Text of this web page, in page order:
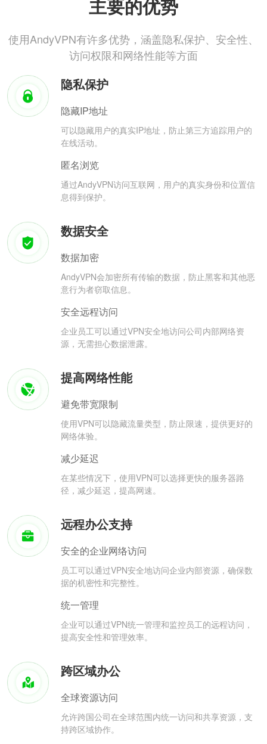
主要的优势
使用AndyVPN有许多优势，涵盖隐私保护、安全性、
访问权限和网络性能等方面
隐私保护
隐藏IP地址
可以隐藏用户的真实IP地址，防止第三方追踪用户的
在线活动。
匿名浏览
通过AndyVPN访问互联网，用户的真实身份和位置信
息得到保护。
数据安全
数据加密
AndyVPN会加密所有传输的数据，防止黑客和其他恶
意行为者窃取信息。
安全远程访问
企业员工可以通过VPN安全地访问公司内部网络资
源，无需担心数据泄露。
提高网络性能
避免带宽限制
使用VPN可以隐藏流量类型，防止限速，提供更好的
网络体验。
减少延迟
在某些情况下，使用VPN可以选择更快的服务器路
径，减少延迟，提高网速。
远程办公支持
安全的企业网络访问
员工可以通过VPN安全地访问企业内部资源，确保数
据的机密性和完整性。
统一管理
企业可以通过VPN统一管理和监控员工的远程访问，
提高安全性和管理效率。
跨区域办公
全球资源访问
允许跨国公司在全球范围内统一访问和共享资源，支
持跨区域协作。